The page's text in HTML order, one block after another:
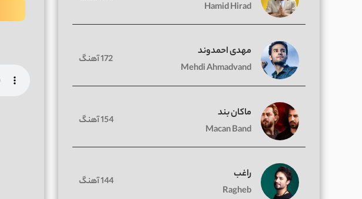
Hamid Hirad
مهدی احمدوند
Mehdi Ahmadvand
172 آهنگ
ماکان بند
Macan Band
154 آهنگ
راغب
Ragheb
144 آهنگ